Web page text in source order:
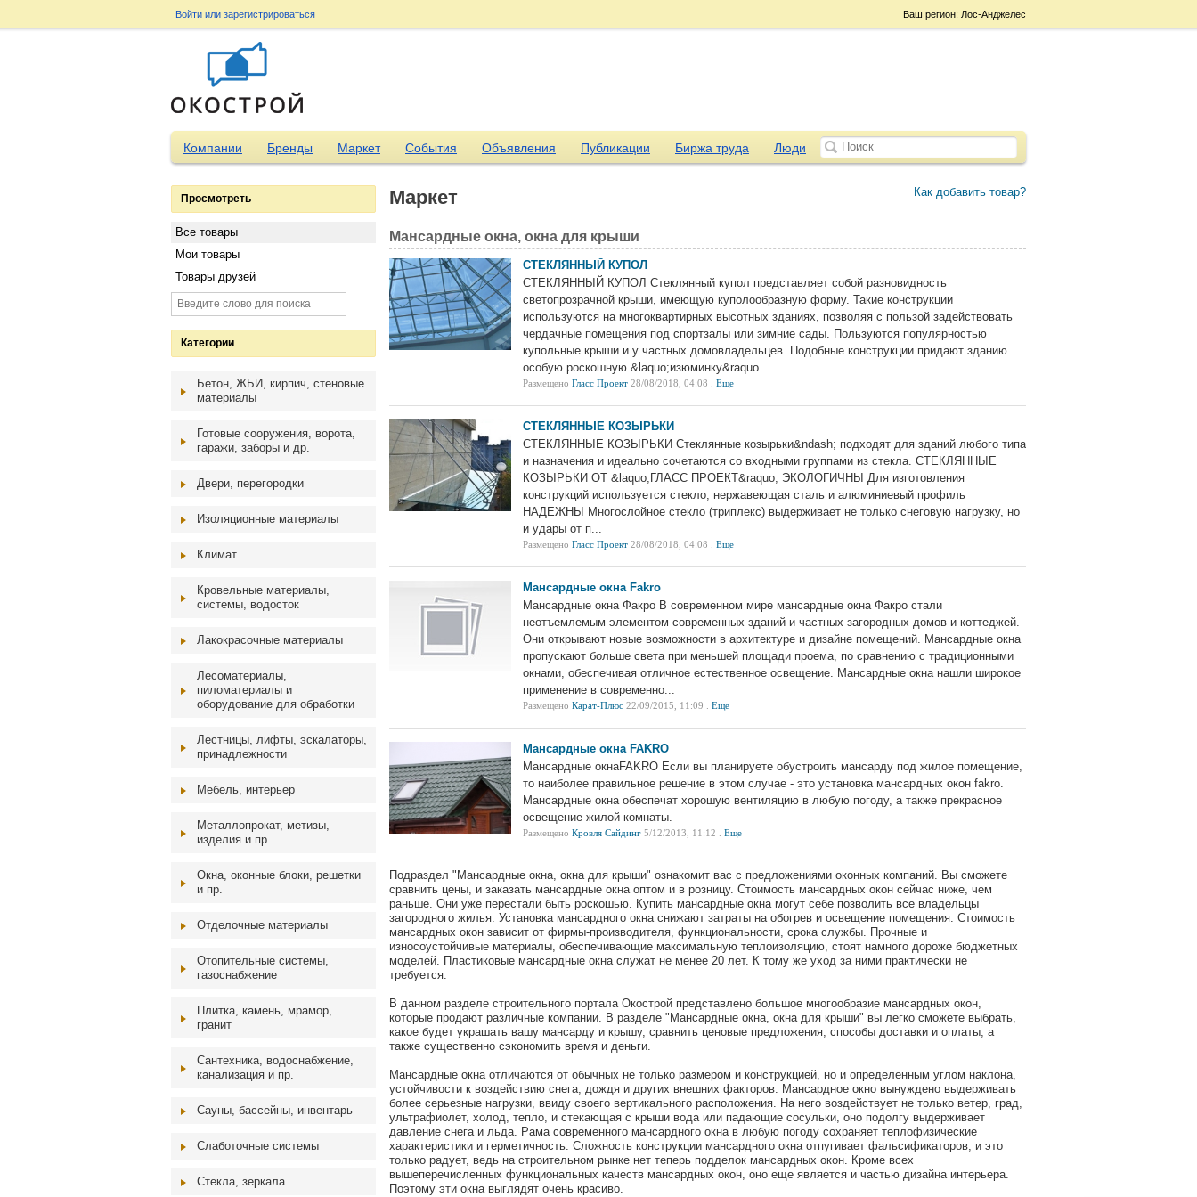
Ваш регион: Лос-Анджелес
Войти или зарегистрироваться
Компании Бренды Маркет События Объявления Публикации Биржа труда Люди
Просмотреть
Все товары
Мои товары
Товары друзей
Категории
Бетон, ЖБИ, кирпич, стеновые
материалы
Готовые сооружения, ворота,
гаражи, заборы и др.
Двери, перегородки
Изоляционные материалы
Климат
Кровельные материалы,
системы, водосток
Лакокрасочные материалы
Лесоматериалы,
пиломатериалы и
оборудование для обработки
Лестницы, лифты, эскалаторы,
принадлежности
Мебель, интерьер
Металлопрокат, метизы,
изделия и пр.
Окна, оконные блоки, решетки
и пр.
Отделочные материалы
Отопительные системы,
газоснабжение
Плитка, камень, мрамор,
гранит
Сантехника, водоснабжение,
канализация и пр.
Сауны, бассейны, инвентарь
Слаботочные системы
Стекла, зеркала
Как добавить товар?
Маркет
Мансардные окна, окна для крыши
CТЕКЛЯННЫЙ КУПОЛ
CТЕКЛЯННЫЙ КУПОЛ Стеклянный купол представляет собой разновидность
светопрозрачной крыши, имеющую куполообразную форму. Такие конструкции
используются на многоквартирных высотных зданиях, позволяя с пользой задействовать
чердачные помещения под спортзалы или зимние сады. Пользуются популярностью
купольные крыши и у частных домовладельцев. Подобные конструкции придают зданию
особую роскошную &laquo;изюминку&raquo...
Размещено Гласс Проект 28/08/2018, 04:08 . Еще
СТЕКЛЯННЫЕ КОЗЫРЬКИ
СТЕКЛЯННЫЕ КОЗЫРЬКИ Стеклянные козырьки&ndash; подходят для зданий любого типа
и назначения и идеально сочетаются со входными группами из стекла. СТЕКЛЯННЫЕ
КОЗЫРЬКИ ОТ &laquo;ГЛАСС ПРОЕКТ&raquo; ЭКОЛОГИЧНЫ Для изготовления
конструкций используется стекло, нержавеющая сталь и алюминиевый профиль
НАДЕЖНЫ Многослойное стекло (триплекс) выдерживает не только снеговую нагрузку, но
и удары от п...
Размещено Гласс Проект 28/08/2018, 04:08 . Еще
Мансардные окна Fakro
Мансардные окна Факро В современном мире мансардные окна Факро стали
неотъемлемым элементом современных зданий и частных загородных домов и коттеджей.
Они открывают новые возможности в архитектуре и дизайне помещений. Мансардные окна
пропускают больше света при меньшей площади проема, по сравнению с традиционными
окнами, обеспечивая отличное естественное освещение. Мансардные окна нашли широкое
применение в современно...
Размещено Карат-Плюс 22/09/2015, 11:09 . Еще
Мансардные окна FAKRO
Мансардные окнаFAKRO Если вы планируете обустроить мансарду под жилое помещение,
то наиболее правильное решение в этом случае - это установка мансардных окон fakro.
Мансардные окна обеспечат хорошую вентиляцию в любую погоду, а также прекрасное
освещение жилой комнаты.
Размещено Кровля Сайдинг 5/12/2013, 11:12 . Еще
Подраздел "Мансардные окна, окна для крыши" ознакомит вас с предложениями оконных компаний. Вы сможете
сравнить цены, и заказать мансардные окна оптом и в розницу. Стоимость мансардных окон сейчас ниже, чем
раньше. Они уже перестали быть роскошью. Купить мансардные окна могут себе позволить все владельцы
загородного жилья. Установка мансардного окна снижают затраты на обогрев и освещение помещения. Стоимость
мансардных окон зависит от фирмы-производителя, функциональности, срока службы. Прочные и
износоустойчивые материалы, обеспечивающие максимальную теплоизоляцию, стоят намного дороже бюджетных
моделей. Пластиковые мансардные окна служат не менее 20 лет. К тому же уход за ними практически не
требуется.
В данном разделе строительного портала Окострой представлено большое многообразие мансардных окон,
которые продают различные компании. В разделе "Мансардные окна, окна для крыши" вы легко сможете выбрать,
какое будет украшать вашу мансарду и крышу, сравнить ценовые предложения, способы доставки и оплаты, а
также существенно сэкономить время и деньги.
Мансардные окна отличаются от обычных не только размером и конструкцией, но и определенным углом наклона,
устойчивости к воздействию снега, дождя и других внешних факторов. Мансардное окно вынуждено выдерживать
более серьезные нагрузки, ввиду своего вертикального расположения. На него воздействует не только ветер, град,
ультрафиолет, холод, тепло, и стекающая с крыши вода или падающие сосульки, оно подолгу выдерживает
давление снега и льда. Рама современного мансардного окна в любую погоду сохраняет теплофизические
характеристики и герметичность. Сложность конструкции мансардного окна отпугивает фальсификаторов, и это
только радует, ведь на строительном рынке нет теперь подделок мансардных окон. Кроме всех
вышеперечисленных функциональных качеств мансардных окон, оно еще является и частью дизайна интерьера.
Поэтому эти окна выглядят очень красиво.